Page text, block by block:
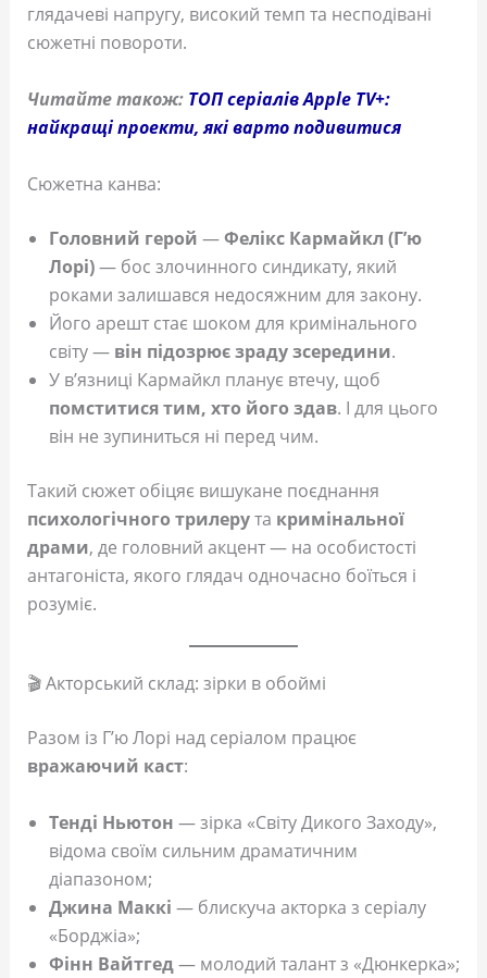
глядачеві напругу, високий темп та несподівані
сюжетні повороти.
Читайте також: ТОП серіалів Apple TV+:
найкращі проекти, які варто подивитися
Сюжетна канва:
Головний герой —Фелікс Кармайкл (Г’ю
Лорі)— бос злочинного синдикату, який
роками залишався недосяжним для закону.
Його арешт стає шоком для кримінального
світу — він підозрює зраду зсередини.
У в’язниці Кармайкл планує втечу, щоб
помститися тим, хто його здав. І для цього
він не зупиниться ні перед чим.
Такий сюжет обіцяє вишукане поєднання
психологічного трилерута кримінальної
драми, де головний акцент — на особистості
антагоніста, якого глядач одночасно боїться і
розуміє.
🎬 Акторський склад: зірки в обоймі
Разом із Г’ю Лорі над серіалом працює
вражаючий каст:
Тенді Ньютон — зірка «Світу Дикого Заходу»,
відома своїм сильним драматичним
діапазоном;
Джина Маккі — блискуча акторка з серіалу
«Борджіа»;
Фінн Вайтгед— молодий талант з «Дюнкерка»;